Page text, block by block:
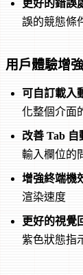
更好的錯誤
誤的競態條
用戶體驗增強
可自訂載入
化整個介面
改善 Tab 自
輸入欄位的
增強終端機
渲染速度
更好的視覺
紫色狀態指